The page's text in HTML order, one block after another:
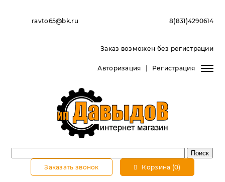
ravto65@bk.ru 8(831)4290614
Заказ возможен без регистрации
Авторизация Регистрация
Заказать звонок Корзина (0)